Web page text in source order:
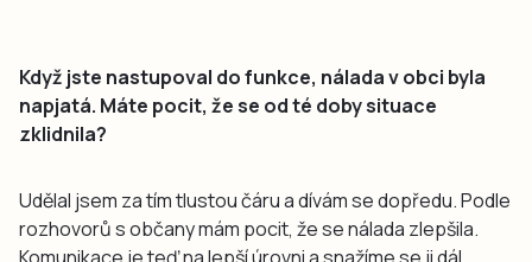
Když jste nastupoval do funkce, nálada v obci byla
napjatá. Máte pocit, že se od té doby situace
zklidnila?
Udělal jsem za tím tlustou čáru a dívám se dopředu. Podle
rozhovorů s občany mám pocit, že se nálada zlepšila.